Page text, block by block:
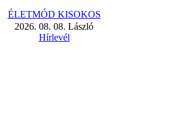
ÉLETMÓD KISOKOS
2026. 08. 08. László
Hírlevél